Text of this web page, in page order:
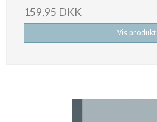
159,95 DKK
Vis produkt